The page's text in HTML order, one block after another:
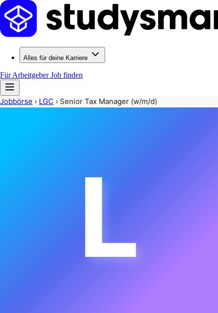
Alles für deine Karriere
Für ArbeitgeberJob finden
Jobbörse › LGC › Senior Tax Manager (w/m/d)
L